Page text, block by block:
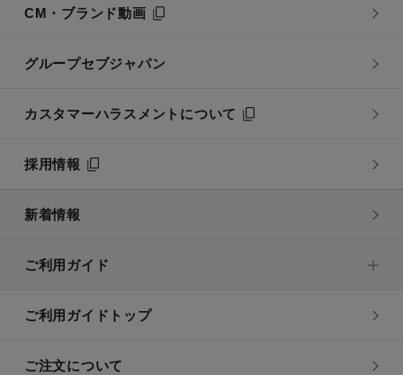
CM・ブランド動画
グループセブジャパン
カスタマーハラスメントについて
採用情報
新着情報
ご利用ガイド
ご利用ガイドトップ
ご注文について